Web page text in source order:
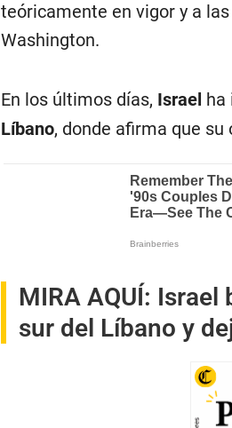
teóricamente en vigor y a
Washington.
En los últimos días, Israel ha
Líbano, donde afirma que
MIRA AQUÍ: Israel
sur del Líbano y